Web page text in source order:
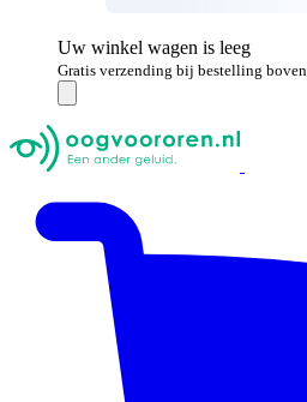
Uw winkel wagen is leeg
Gratis verzending bij bestelling boven